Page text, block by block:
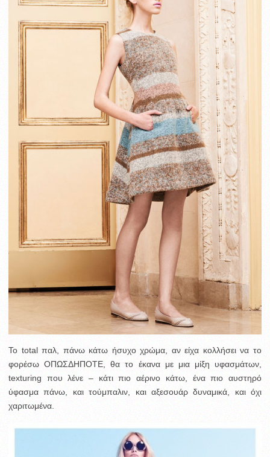
Το total παλ, πάνω κάτω ήσυχο χρώμα, αν είχα κολλήσει να το
φορέσω ΟΠΩΣΔΗΠΟΤΕ, θα το έκανα με μια μίξη υφασμάτων,
texturing που λένε – κάτι πιο αέρινο κάτω, ένα πιο αυστηρό
ύφασμα πάνω, και τούμπαλιν, και αξεσουάρ δυναμικά, και όχι
χαριτωμένα.